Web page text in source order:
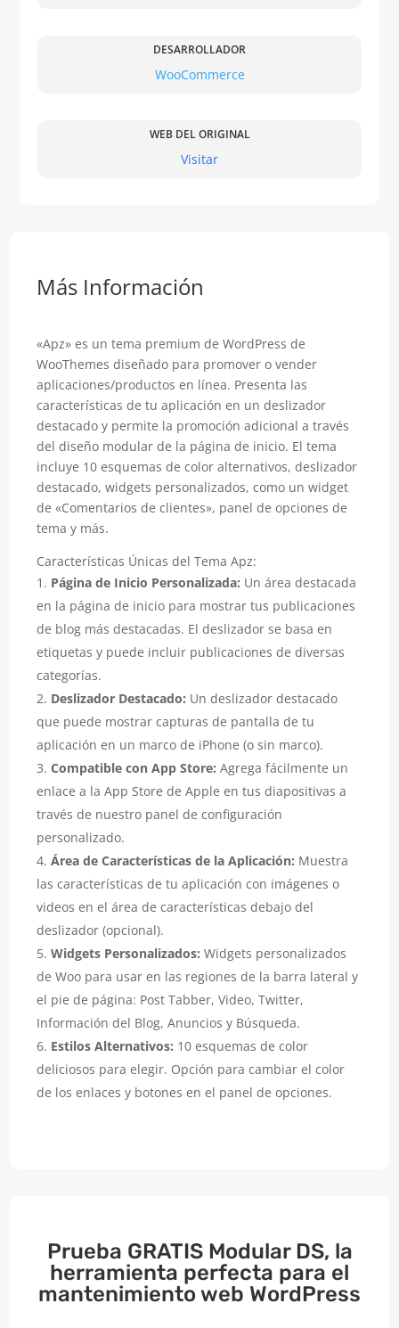
DESARROLLADOR
WooCommerce
WEB DEL ORIGINAL
Visitar
Más Información
«Apz» es un tema premium de WordPress de
WooThemes diseñado para promover o vender
aplicaciones/productos en línea. Presenta las
características de tu aplicación en un deslizador
destacado y permite la promoción adicional a través
del diseño modular de la página de inicio. El tema
incluye 10 esquemas de color alternativos, deslizador
destacado, widgets personalizados, como un widget
de «Comentarios de clientes», panel de opciones de
tema y más.
Características Únicas del Tema Apz:
Página de Inicio Personalizada: Un área destacada
en la página de inicio para mostrar tus publicaciones
de blog más destacadas. El deslizador se basa en
etiquetas y puede incluir publicaciones de diversas
categorías.
Deslizador Destacado: Un deslizador destacado
que puede mostrar capturas de pantalla de tu
aplicación en un marco de iPhone (o sin marco).
Compatible con App Store: Agrega fácilmente un
enlace a la App Store de Apple en tus diapositivas a
través de nuestro panel de configuración
personalizado.
Área de Características de la Aplicación: Muestra
las características de tu aplicación con imágenes o
videos en el área de características debajo del
deslizador (opcional).
Widgets Personalizados: Widgets personalizados
de Woo para usar en las regiones de la barra lateral y
el pie de página: Post Tabber, Video, Twitter,
Información del Blog, Anuncios y Búsqueda.
Estilos Alternativos: 10 esquemas de color
deliciosos para elegir. Opción para cambiar el color
de los enlaces y botones en el panel de opciones.
Prueba GRATIS Modular DS, la
herramienta perfecta para el
mantenimiento web WordPress